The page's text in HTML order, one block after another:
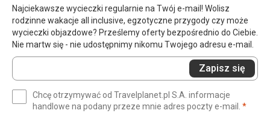
Najciekawsze wycieczki regularnie na Twój e-mail! Wolisz
rodzinne wakacje all inclusive, egzotyczne przygody czy może
wycieczki objazdowe? Prześlemy oferty bezpośrednio do Ciebie.
Nie martw się - nie udostępnimy nikomu Twojego adresu e-mail.
Wprowadź
swój
(wymagane)
Zapisz się
Chcę otrzymywać od Travelplanet.pl S.A. informacje
handlowe na podany przeze mnie adres poczty e-mail. *